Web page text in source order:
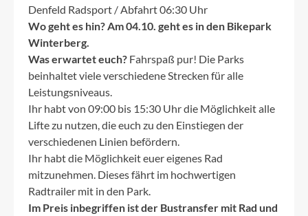
Denfeld Radsport / Abfahrt 06:30 Uhr
Wo geht es hin? Am 04.10. geht es in den Bikepark
Winterberg.
Was erwartet euch? Fahrspaß pur! Die Parks
beinhaltet viele verschiedene Strecken für alle
Leistungsniveaus.
Ihr habt von 09:00 bis 15:30 Uhr die Möglichkeit alle
Lifte zu nutzen, die euch zu den Einstiegen der
verschiedenen Linien befördern.
Ihr habt die Möglichkeit euer eigenes Rad
mitzunehmen. Dieses fährt im hochwertigen
Radtrailer mit in den Park.
Im Preis inbegriffen ist der Bustransfer mit Rad und